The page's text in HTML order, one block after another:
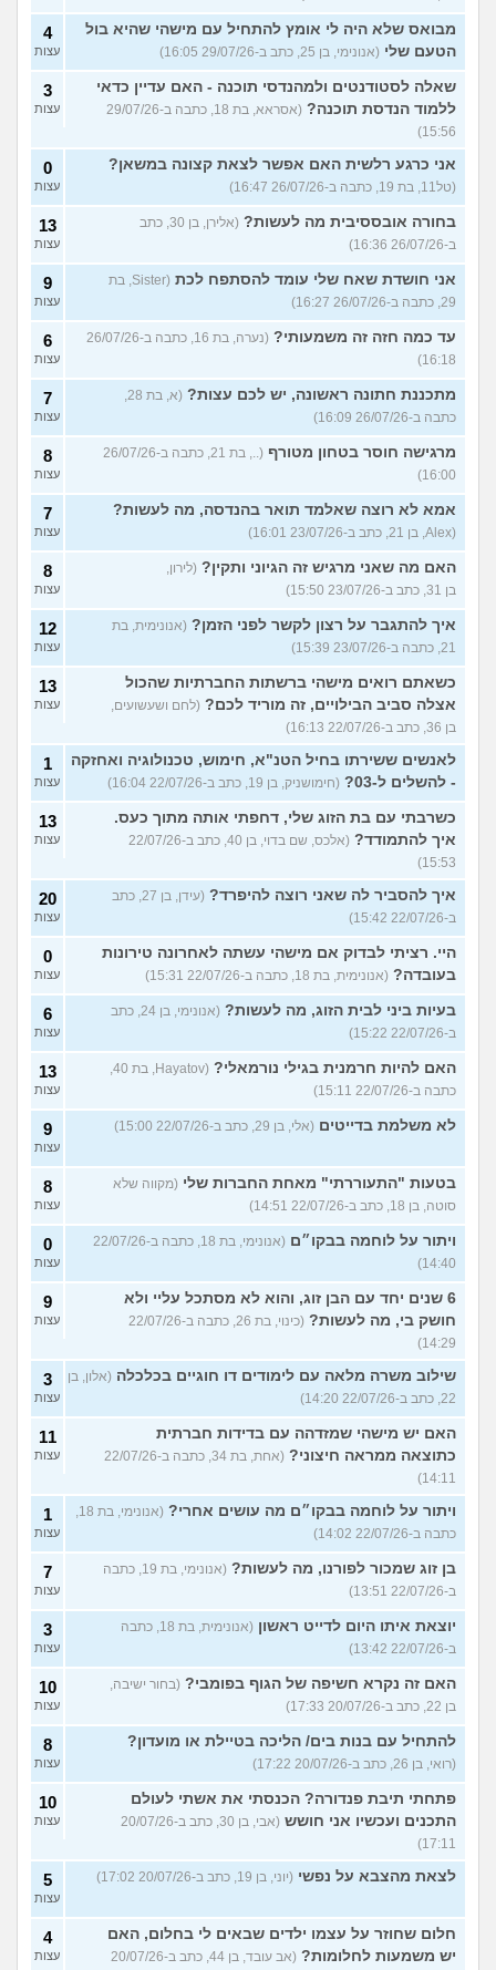
מבואס שלא היה לי אומץ להתחיל עם מישהי שהיא בול
הטעם שלי (אנונימי, בן 25, כתב ב-29/07/26 16:05)
4
עצות
שאלה לסטודנטים ולמהנדסי תוכנה - האם עדיין כדאי
ללמוד הנדסת תוכנה?
(אסראא, בת 18, כתבה ב-29/07/26
15:56)
3
עצות
אני כרגע רלשית האם אפשר לצאת קצונה במשאן?
(טל11, בת 19, כתבה ב-26/07/26 16:47)
0
עצות
בחורה אובססיבית מה לעשות?
(אלירן, בן 30, כתב
ב-26/07/26 16:36)
13
עצות
אני חושדת שאח שלי עומד להסתפח לכת
(Sister, בת
29, כתבה ב-26/07/26 16:27)
9
עצות
עד כמה חזה זה משמעותי?
(נערה, בת 16, כתבה ב-26/07/26
16:18)
6
עצות
מתכננת חתונה ראשונה, יש לכם עצות?
(א, בת 28,
כתבה ב-26/07/26 16:09)
7
עצות
מרגישה חוסר בטחון מטורף
(.., בת 21, כתבה ב-26/07/26
16:00)
8
עצות
אמא לא רוצה שאלמד תואר בהנדסה, מה לעשות?
(Alex, בן 21, כתב ב-23/07/26 16:01)
7
עצות
האם מה שאני מרגיש זה הגיוני ותקין? (לירון,
בן 31, כתב ב-23/07/26 15:50)
8
עצות
איך להתגבר על רצון לקשר לפני הזמן? (אנונימית, בת
21, כתבה ב-23/07/26 15:39)
12
עצות
כשאתם רואים מישהי ברשתות החברתיות שהכול
אצלה סביב הבילויים, זה מוריד לכם? (לחם ושעשועים,
בן 36, כתב ב-22/07/26 16:13)
13
עצות
לאנשים ששירתו בחיל הטנ"א, חימוש, טכנולוגיה ואחזקה
- להשלים ל-03?
(חימושניק, בן 19, כתב ב-22/07/26 16:04)
1
עצות
כשרבתי עם בת הזוג שלי, דחפתי אותה מתוך כעס.
איך להתמודד?
(אלכס, שם בדוי, בן 40, כתב ב-22/07/26
15:53)
13
עצות
איך להסביר לה שאני רוצה להיפרד?
(עידן, בן 27, כתב
ב-22/07/26 15:42)
20
עצות
היי. רציתי לבדוק אם מישהי עשתה לאחרונה טירונות
בעובדה? (אנונימית, בת 18, כתבה ב-22/07/26 15:31)
0
עצות
בעיות ביני לבית הזוג, מה לעשות?
(אנונימי, בן 24, כתב
ב-22/07/26 15:22)
6
עצות
האם להיות חרמנית בגילי נורמאלי?
(Hayatov, בת 40,
כתבה ב-22/07/26 15:11)
13
עצות
לא משלמת בדייטים (אלי, בן 29, כתב ב-22/07/26 15:00) 9
עצות
בטעות "התעוררתי" מאחת החברות שלי (מקווה שלא
סוטה, בן 18, כתב ב-22/07/26 14:51)
8
עצות
ויתור על לוחמה בבקו״ם
(אנונימי, בת 18, כתבה ב-22/07/26
14:40)
0
עצות
6 שנים יחד עם הבן זוג, והוא לא מסתכל עליי ולא
חושק בי, מה לעשות?
(כינוי, בת 26, כתבה ב-22/07/26
14:29)
9
עצות
שילוב משרה מלאה עם לימודים דו חוגיים בכלכלה (אלון, בן
22, כתב ב-22/07/26 14:20)
3
עצות
האם יש מישהי שמזדהה עם בדידות חברתית
כתוצאה ממראה חיצוני?
(אחת, בת 34, כתבה ב-22/07/26
14:11)
11
עצות
ויתור על לוחמה בבקו״ם מה עושים אחרי?
(אנונימי, בת 18,
כתבה ב-22/07/26 14:02)
1
עצות
בן זוג שמכור לפורנו, מה לעשות?
(אנונימי, בת 19, כתבה
ב-22/07/26 13:51)
7
עצות
יוצאת איתו היום לדייט ראשון
(אנונימית, בת 18, כתבה
ב-22/07/26 13:42)
3
עצות
האם זה נקרא חשיפה של הגוף בפומבי? (בחור ישיבה,
בן 22, כתב ב-20/07/26 17:33)
10
עצות
להתחיל עם בנות בים/ הליכה בטיילת או מועדון?
(רואי, בן 26, כתב ב-20/07/26 17:22)
8
עצות
פתחתי תיבת פנדורה? הכנסתי את אשתי לעולם
התכנים ועכשיו אני חושש
(אבי, בן 30, כתב ב-20/07/26
17:11)
10
עצות
לצאת מהצבא על נפשי (יוני, בן 19, כתב ב-20/07/26 17:02) 5
עצות
חלום שחוזר על עצמו ילדים שבאים לי בחלום, האם
יש משמעות לחלומות?
(אב עובד, בן 44, כתב ב-20/07/26
4
עצות